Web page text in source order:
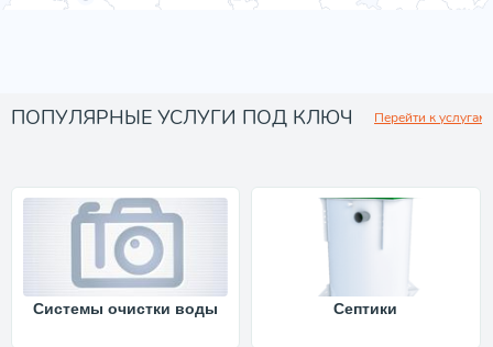
ПОПУЛЯРНЫЕ УСЛУГИ ПОД КЛЮЧ Перейти к услугам
Системы очистки воды Септики